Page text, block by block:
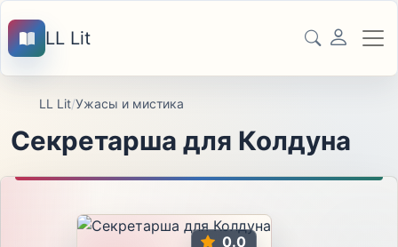
LL Lit
LL Lit/Ужасы и мистика
Секретарша для Колдуна
0.0